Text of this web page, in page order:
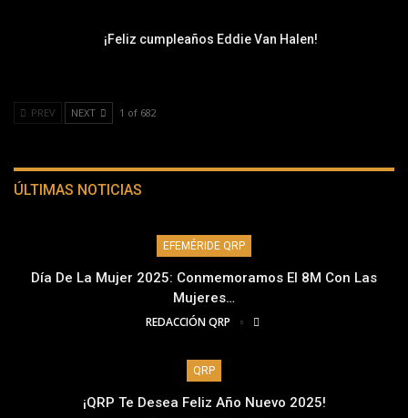
¡Feliz cumpleaños Eddie Van Halen!
PREV NEXT 1 of 682
ÚLTIMAS NOTICIAS
EFEMÉRIDE QRP
Día De La Mujer 2025: Conmemoramos El 8M Con Las
Mujeres…
REDACCIÓN QRP
QRP
¡QRP Te Desea Feliz Año Nuevo 2025!